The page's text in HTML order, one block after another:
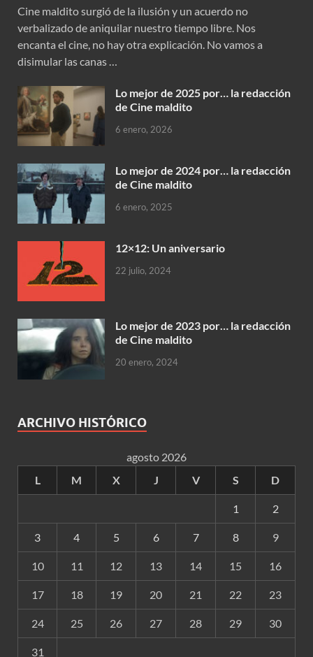
Cine maldito surgió de la ilusión y un acuerdo no
verbalizado de aniquilar nuestro tiempo libre. Nos
encanta el cine, no hay otra explicación. No vamos a
disimular las canas …
Lo mejor de 2025 por… la redacción
de Cine maldito
6 enero, 2026
Lo mejor de 2024 por… la redacción
de Cine maldito
6 enero, 2025
12×12: Un aniversario
22 julio, 2024
Lo mejor de 2023 por… la redacción
de Cine maldito
20 enero, 2024
ARCHIVO HISTÓRICO
agosto 2026
L
M X J V S D
1 2
3 4 5 6 7 8 9
10 11 12 13 14 15 16
17 18 19 20 21 22 23
24 25 26 27 28 29 30
31